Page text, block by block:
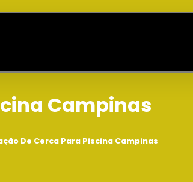
Campinas
De Cerca Para Piscina Campinas